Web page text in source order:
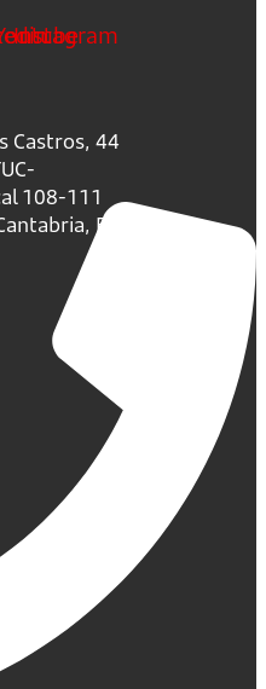
Instagram
Castros, 44
108-111
España.